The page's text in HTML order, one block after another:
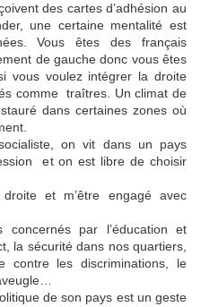
des cartes d’adhésion au
une certaine mentalité est
Vous êtes des français
de gauche donc vous êtes
vous voulez intégrer la droite
comme traîtres. Un climat de
dans certaines zones où
on vit dans un pays
et on est libre de choisir
et m’être engagé avec
concernés par l’éducation et
la sécurité dans nos quartiers,
contre les discriminations, le
de son pays est un geste